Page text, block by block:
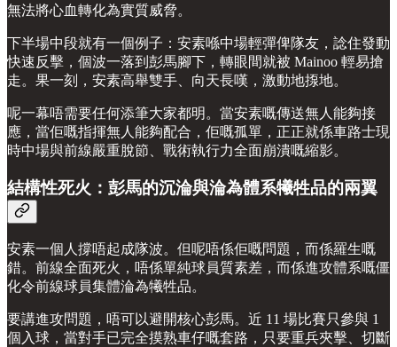
無法將心血轉化為實質威脅。
下半場中段就有一個例子：安素喺中場輕彈俾隊友，諗住發動
快速反擊，個波一落到彭馬腳下，轉眼間就被 Mainoo 輕易搶
走。果一刻，安素高舉雙手、向天長嘆，激動地揼地。
呢一幕唔需要任何添筆大家都明。當安素嘅傳送無人能夠接
應，當佢嘅指揮無人能夠配合，佢嘅孤單，正正就係車路士現
時中場與前線嚴重脫節、戰術執行力全面崩潰嘅縮影。
結構性死火：彭馬的沉淪與淪為體系犧牲品的兩翼
安素一個人撐唔起成隊波。但呢唔係佢嘅問題，而係羅生嘅
錯。前線全面死火，唔係單純球員質素差，而係進攻體系嘅僵
化令前線球員集體淪為犧牲品。
要講進攻問題，唔可以避開核心彭馬。近 11 場比賽只參與 1
個入球，當對手已完全摸熟車仔嘅套路，只要重兵夾擊、切斷